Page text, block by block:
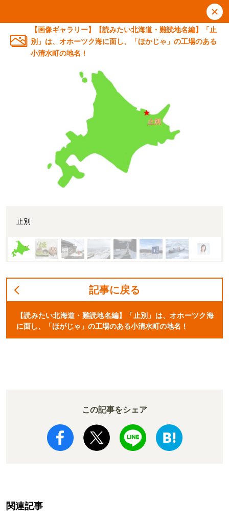
【画像ギャラリー】【読みたい北海道・難読地名編】「止
別」は、オホーツク海に面し、「ほかじゃ」の工場のある
小清水町の地名！
止別
記事に戻る
【読みたい北海道・難読地名編】「止別」は、オホーツク海
に面し、「ほがじゃ」の工場のある小清水町の地名！
この記事をシェア
関連記事